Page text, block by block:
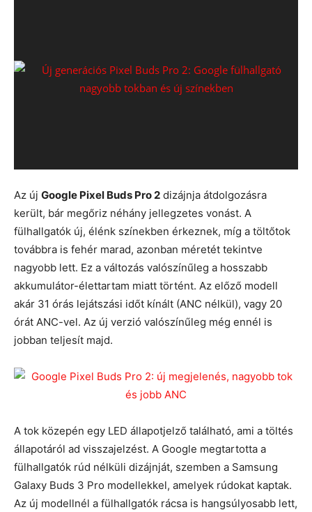
Az új Google Pixel Buds Pro 2 dizájnja átdolgozásra
került, bár megőriz néhány jellegzetes vonást. A
fülhallgatók új, élénk színekben érkeznek, míg a töltőtok
továbbra is fehér marad, azonban méretét tekintve
nagyobb lett. Ez a változás valószínűleg a hosszabb
akkumulátor-élettartam miatt történt. Az előző modell
akár 31 órás lejátszási időt kínált (ANC nélkül), vagy 20
órát ANC-vel. Az új verzió valószínűleg még ennél is
jobban teljesít majd.
A tok közepén egy LED állapotjelző található, ami a töltés
állapotáról ad visszajelzést. A Google megtartotta a
fülhallgatók rúd nélküli dizájnját, szemben a Samsung
Galaxy Buds 3 Pro modellekkel, amelyek rúdokat kaptak.
Az új modellnél a fülhallgatók rácsa is hangsúlyosabb lett,